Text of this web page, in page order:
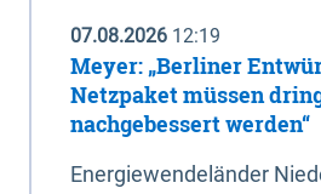
07.08.2026 12:19
Meyer: „Berliner
Netzpaket müssen
nachgebessert werden“
Energiewendeländer